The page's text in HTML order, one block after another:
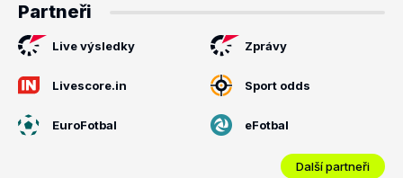
Partneři
Live výsledky Zprávy
Livescore.in Sport odds
EuroFotbal eFotbal
Další partneři